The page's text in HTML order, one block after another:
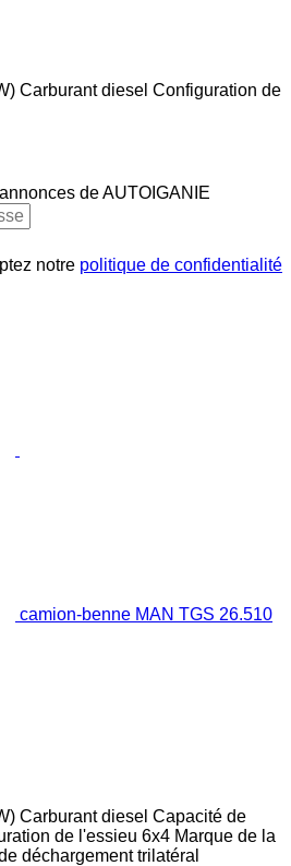
Carburant diesel Configuration de
de AUTOIGANIE
notre politique de confidentialité
camion-benne MAN TGS 26.510
Carburant diesel Capacité de
de l'essieu 6x4 Marque de la
déchargement trilatéral